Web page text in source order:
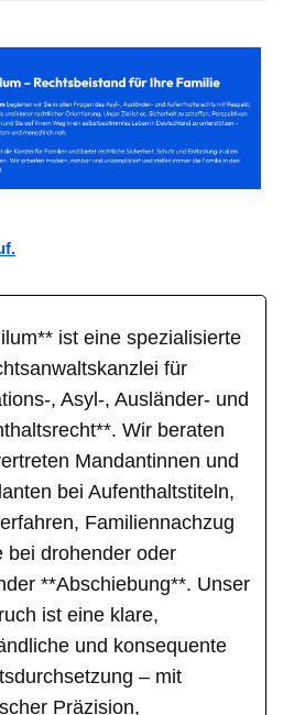
ist eine spezialisierte
für
, Asyl-, Ausländer- und
Wir beraten
Mandantinnen und
bei Aufenthaltstiteln,
Familiennachzug
bei drohender oder
**Abschiebung**. Unser
ist eine klare,
und konsequente
– mit
Präzision,